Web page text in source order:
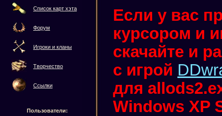
Список карт хэта
Форум
Игроки и кланы
Творчество
Ссылки
Пользователи:
Если у вас
курсором и
скачайте и
с игрой
для
Windows XP